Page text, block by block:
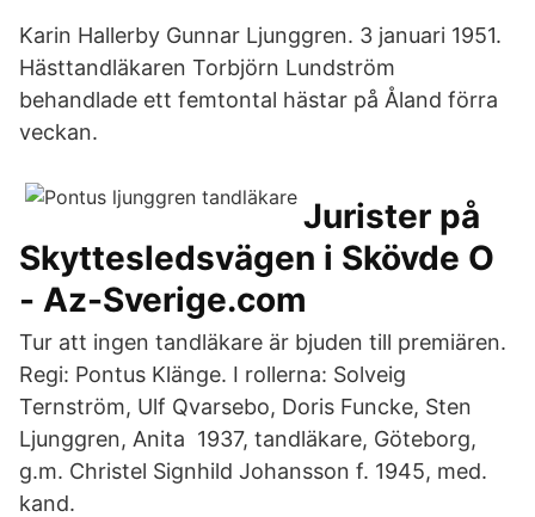
Karin Hallerby Gunnar Ljunggren. 3 januari 1951.
Hästtandläkaren Torbjörn Lundström
behandlade ett femtontal hästar på Åland förra
veckan.
Jurister på
Skyttesledsvägen i Skövde O
- Az-Sverige.com
Tur att ingen tandläkare är bjuden till premiären.
Regi: Pontus Klänge. I rollerna: Solveig
Ternström, Ulf Qvarsebo, Doris Funcke, Sten
Ljunggren, Anita 1937, tandläkare, Göteborg,
g.m. Christel Signhild Johansson f. 1945, med.
kand.